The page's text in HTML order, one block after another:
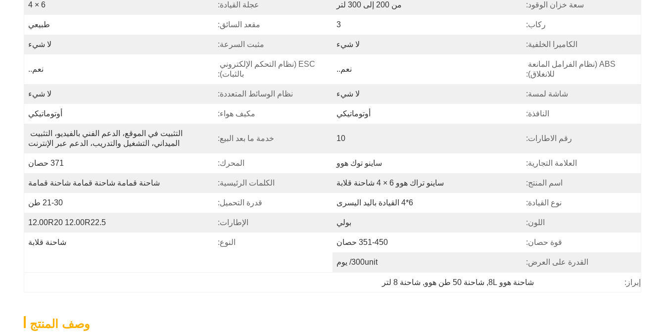
سعة خزان الوقود: من 200 إلى 300 لتر عجلة القيادة: 6 × 4
ركاب: 3 مقعد السائق: طبيعي
الكاميرا الخلفية: لا شيء مثبت السرعة: لا شيء
للانغلاق):
نعم..
بالثبات):
نعم..
شاشة لمسة: لا شيء نظام الوسائط المتعددة: لا شيء
النافذة: أوتوماتيكي مكيف هواء: أوتوماتيكي
رقم الاطارات: 10 خدمة ما بعد البيع:
الميداني، التشغيل والتدريب، الدعم عبر الإنترنت
العلامة التجارية: ساينو توك هوو المحرك: 371 حصان
اسم المنتج: ساينو تراك هوو 6 × 4 شاحنة قلابة الكلمات الرئيسية: شاحنة قمامة شاحنة قمامة شاحنة قمامة
نوع القيادة: 6*4 القيادة باليد اليسرى قدرة التحميل: 21-30 طن
اللون: بولي الإطارات: 12.00R20 12.00R22.5
قوة حصان: 351-450 حصان النوع: شاحنة قلابة
القدرة على العرض: 300unit/ يوم
إبراز: شاحنة هوو 8L , شاحنة 50 طن هوو , شاحنة 8 لتر
وصف المنتج